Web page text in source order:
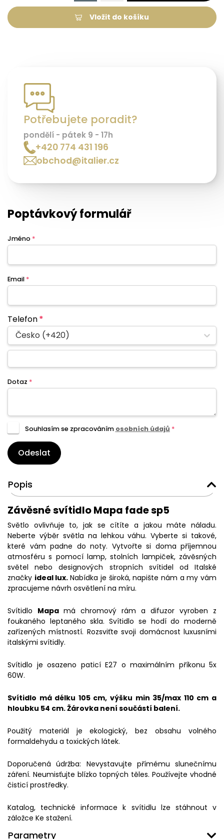
Vložit do košíku
Potřebujete poradit?
pondělí - pátek 9 - 17h
+420 774 431 196
obchod@italier.cz
Poptávkový formulář
Jméno *
Email *
Telefon*
Česko (+420)
Dotaz *
Souhlasím se zpracováním osobních údajů *
Odeslat
Popis
Závěsné svítidlo Mapa fade sp5
Světlo ovlivňuje to, jak se cítíte a jakou máte náladu.
Neberte výběr světla na lehkou váhu. Vyberte si takové,
které vám padne do noty. Vytvořte si doma příjemnou
atmosféru s pomocí lamp, stolních lampiček, závěsných
světel nebo designových stropních svítidel od Italské
značky ideal lux.Nabídka je široká, napište nám a my vám
zpracujeme návrh osvětlení na míru.
Svítidlo Mapa má chromový rám a difuzor vyroben z
foukaného leptaného skla. Svítidlo se hodí do moderně
zařízených místností. Rozsviťte svoji domácnost luxusními
italskými svítidly.
Svítidlo je osazeno paticí E27 o maximálním příkonu 5x
60W.
Svítidlo má délku 105 cm, výšku min 35/max 110 cm a
hloubku 54 cm. Žárovka není součástí balení.
Použitý materiál je ekologický, bez obsahu volného
formaldehydu a toxických látek.
Doporučená údržba: Nevystavujte přímému slunečnímu
záření. Neumisťujte blízko topných těles. Používejte vhodné
čisticí prostředky.
Katalog, technické informace k svítidlu lze stáhnout v
záložce Ke stažení.
Parametry